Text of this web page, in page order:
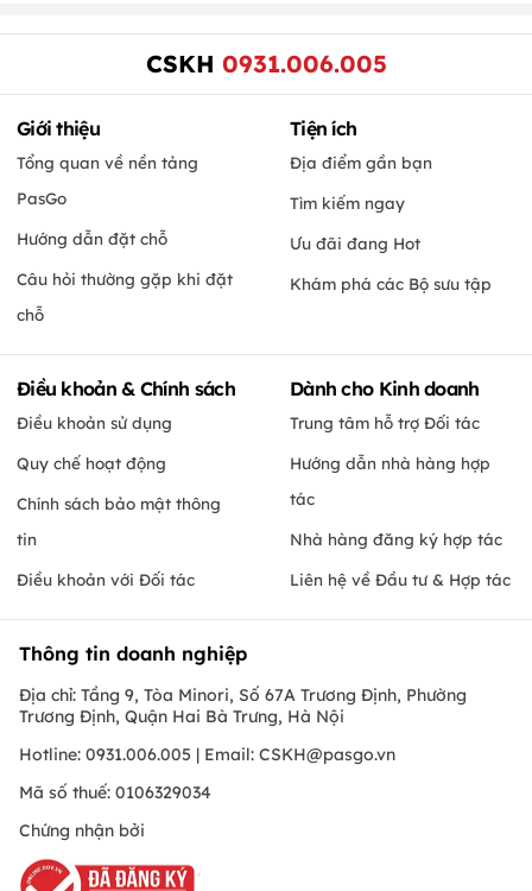
CSKH 0931.006.005
Giới thiệu
Tổng quan về nền tảng
PasGo
Hướng dẫn đặt chỗ
Câu hỏi thường gặp khi đặt
chỗ
Tiện ích
Địa điểm gần bạn
Tìm kiếm ngay
Ưu đãi đang Hot
Khám phá các Bộ sưu tập
Điều khoản & Chính sách
Điều khoản sử dụng
Quy chế hoạt động
Chính sách bảo mật thông
tin
Điều khoản với Đối tác
Dành cho Kinh doanh
Trung tâm hỗ trợ Đối tác
Hướng dẫn nhà hàng hợp
tác
Nhà hàng đăng ký hợp tác
Liên hệ về Đầu tư & Hợp tác
Thông tin doanh nghiệp
Địa chỉ: Tầng 9, Tòa Minori, Số 67A Trương Định, Phường
Trương Định, Quận Hai Bà Trưng, Hà Nội
Hotline: 0931.006.005 | Email: CSKH@pasgo.vn
Mã số thuế: 0106329034
Chứng nhận bởi